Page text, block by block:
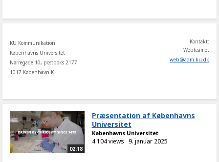
KU Kommunikation
Københavns Universitet
Nørregade 10, postboks 2177
1017 København K
Kontakt:
Webteamet
web@adm.ku.dk
02:18
Præsentation af Københavns
Universitet
Københavns Universitet
4.104 views 9. januar 2025